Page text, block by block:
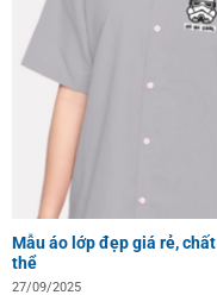
Mẫu áo lớp đẹp giá rẻ,
thể
27/09/2025